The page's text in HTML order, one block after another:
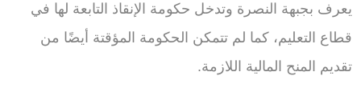
يعرف بجبهة النصرة وتدخل حكومة الإنقاذ التابعة لها في
قطاع التعليم، كما لم تتمكن الحكومة المؤقتة أيضًا من
تقديم المنح المالية اللازمة.